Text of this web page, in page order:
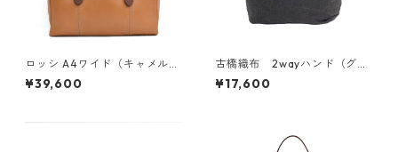
ロッシ A4ワイド（キャメル）
3672
¥39,600
古橋織布 2wayハンド（グレ
ー）107019
¥17,600